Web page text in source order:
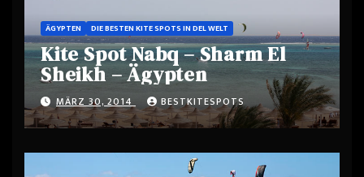
ÄGYPTEN DIE BESTEN KITE SPOTS IN DEL WELT
Kite Spot Nabq – Sharm El
Sheikh – Ägypten
MÄRZ 30, 2014 BESTKITESPOTS